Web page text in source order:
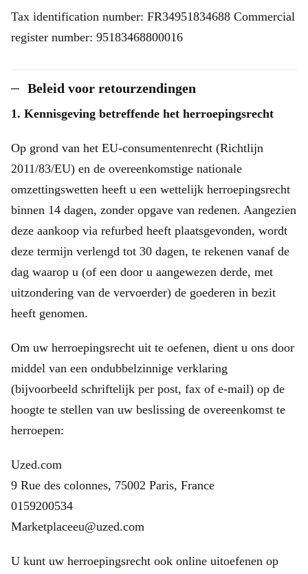
Tax identification number: FR34951834688 Commercial
register number: 95183468800016
Beleid voor retourzendingen
1. Kennisgeving betreffende het herroepingsrecht
Op grond van het EU-consumentenrecht (Richtlijn
2011/83/EU) en de overeenkomstige nationale
omzettingswetten heeft u een wettelijk herroepingsrecht
binnen 14 dagen, zonder opgave van redenen. Aangezien
deze aankoop via refurbed heeft plaatsgevonden, wordt
deze termijn verlengd tot 30 dagen, te rekenen vanaf de
dag waarop u (of een door u aangewezen derde, met
uitzondering van de vervoerder) de goederen in bezit
heeft genomen.
Om uw herroepingsrecht uit te oefenen, dient u ons door
middel van een ondubbelzinnige verklaring
(bijvoorbeeld schriftelijk per post, fax of e-mail) op de
hoogte te stellen van uw beslissing de overeenkomst te
herroepen:
Uzed.com
9 Rue des colonnes, 75002 Paris, France
0159200534
Marketplaceeu@uzed.com
U kunt uw herroepingsrecht ook online uitoefenen op